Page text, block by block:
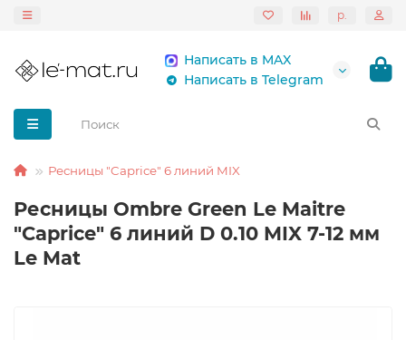
р.
Написать в MAX
Написать в Telegram
Ресницы "Caprice" 6 линий MIX
Ресницы Ombre Green Le Maitre
"Caprice" 6 линий D 0.10 MIX 7-12 мм
Le Mat